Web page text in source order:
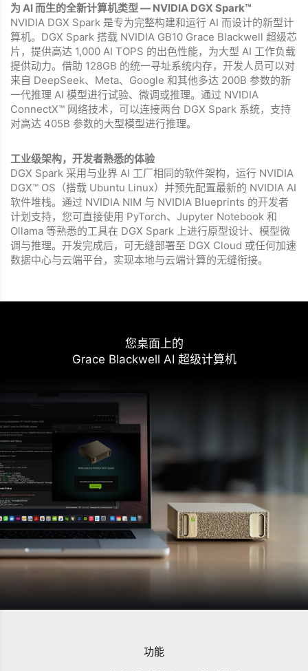
为 AI 而生的全新计算机类型 — NVIDIA DGX Spark™
NVIDIA DGX Spark 是专为完整构建和运⾏ AI ⽽设计的新型计
算机。DGX Spark 搭载 NVIDIA GB10 Grace Blackwell 超级芯
片，提供高达 1,000 AI TOPS 的出色性能，为⼤型 AI ⼯作负载
提供动⼒。借助 128GB 的统⼀寻址系统内存，开发⼈员可以对
来⾃ DeepSeek、Meta、Google 和其他多达 200B 参数的新
⼀代推理 AI 模型进⾏试验、微调或推理。通过 NVIDIA
ConnectX™ 网络技术，可以连接两台 DGX Spark 系统，支持
对高达 405B 参数的大型模型进行推理。
工业级架构，开发者熟悉的体验
DGX Spark 采用与业界 AI 工厂相同的软件架构，运行 NVIDIA
DGX™ OS（搭载 Ubuntu Linux）并预先配置最新的 NVIDIA AI
软件堆栈。通过 NVIDIA NIM 与 NVIDIA Blueprints 的开发者
计划支持，您可直接使用 PyTorch、Jupyter Notebook 和
Ollama 等熟悉的工具在 DGX Spark 上进行原型设计、模型微
调与推理。开发完成后，可无缝部署至 DGX Cloud 或任何加速
数据中心与云端平台，实现本地与云端计算的无缝衔接。
您桌⾯上的
Grace Blackwell AI 超级计算机
功能